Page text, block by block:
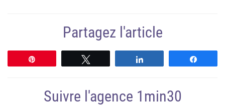
Partagez l'article
Suivre l'agence 1min30